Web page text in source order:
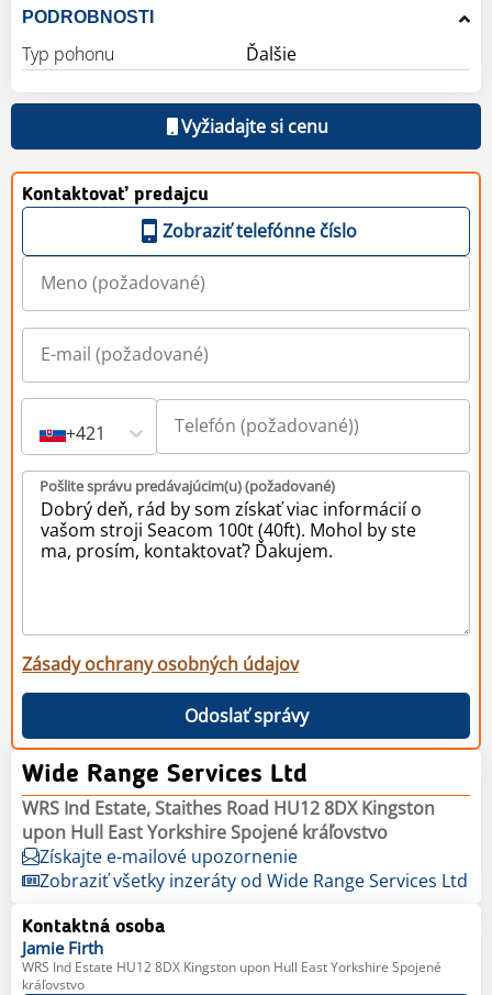
PODROBNOSTI
Typ pohonu Ďalšie
Vyžiadajte si cenu
Kontaktovať predajcu
Zobraziť telefónne číslo
+421
Pošlite správu predávajúcim(u) (požadované)
Zásady ochrany osobných údajov
Odoslať správy
Wide Range Services Ltd
WRS Ind Estate, Staithes Road HU12 8DX Kingston
upon Hull East Yorkshire Spojené kráľovstvo
Získajte e-mailové upozornenie
Zobraziť všetky inzeráty od Wide Range Services Ltd
Kontaktná osoba
Jamie Firth
WRS Ind Estate HU12 8DX Kingston upon Hull East Yorkshire Spojené
kráľovstvo